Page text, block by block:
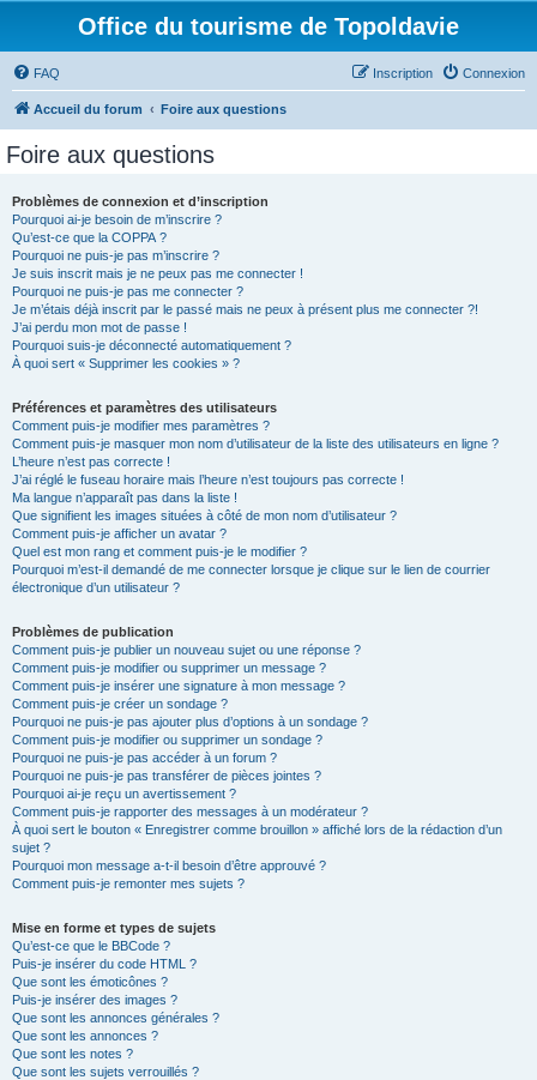
Office du tourisme de Topoldavie
FAQ Connexion
Inscription
Accueil du forum Foire aux questions
Foire aux questions
Problèmes de connexion et d’inscription
Pourquoi ai-je besoin de m’inscrire ?
Qu’est-ce que la COPPA ?
Pourquoi ne puis-je pas m’inscrire ?
Je suis inscrit mais je ne peux pas me connecter !
Pourquoi ne puis-je pas me connecter ?
Je m’étais déjà inscrit par le passé mais ne peux à présent plus me connecter ?!
J’ai perdu mon mot de passe !
Pourquoi suis-je déconnecté automatiquement ?
À quoi sert « Supprimer les cookies » ?
Préférences et paramètres des utilisateurs
Comment puis-je modifier mes paramètres ?
Comment puis-je masquer mon nom d’utilisateur de la liste des utilisateurs en ligne ?
L’heure n’est pas correcte !
J’ai réglé le fuseau horaire mais l’heure n’est toujours pas correcte !
Ma langue n’apparaît pas dans la liste !
Que signifient les images situées à côté de mon nom d’utilisateur ?
Comment puis-je afficher un avatar ?
Quel est mon rang et comment puis-je le modifier ?
Pourquoi m’est-il demandé de me connecter lorsque je clique sur le lien de courrier
électronique d’un utilisateur ?
Problèmes de publication
Comment puis-je publier un nouveau sujet ou une réponse ?
Comment puis-je modifier ou supprimer un message ?
Comment puis-je insérer une signature à mon message ?
Comment puis-je créer un sondage ?
Pourquoi ne puis-je pas ajouter plus d’options à un sondage ?
Comment puis-je modifier ou supprimer un sondage ?
Pourquoi ne puis-je pas accéder à un forum ?
Pourquoi ne puis-je pas transférer de pièces jointes ?
Pourquoi ai-je reçu un avertissement ?
Comment puis-je rapporter des messages à un modérateur ?
À quoi sert le bouton « Enregistrer comme brouillon » affiché lors de la rédaction d’un
sujet ?
Pourquoi mon message a-t-il besoin d’être approuvé ?
Comment puis-je remonter mes sujets ?
Mise en forme et types de sujets
Qu’est-ce que le BBCode ?
Puis-je insérer du code HTML ?
Que sont les émoticônes ?
Puis-je insérer des images ?
Que sont les annonces générales ?
Que sont les annonces ?
Que sont les notes ?
Que sont les sujets verrouillés ?